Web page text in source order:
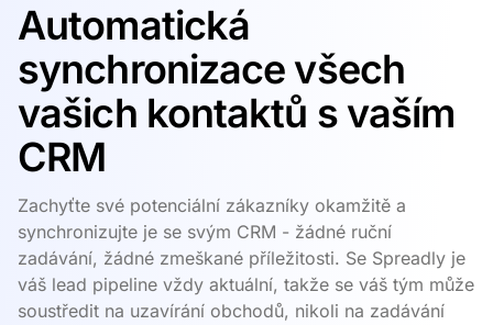
Automatická
synchronizace všech
vašich kontaktů s vaším
CRM
Zachyťte své potenciální zákazníky okamžitě a
synchronizujte je se svým CRM - žádné ruční
zadávání, žádné zmeškané příležitosti. Se Spreadly je
váš lead pipeline vždy aktuální, takže se váš tým může
soustředit na uzavírání obchodů, nikoli na zadávání